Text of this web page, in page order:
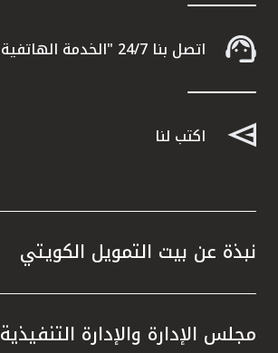
اتصل بنا 24/7 "الخدمة الهاتفية" 1803333
اكتب لنا
نبذة عن بيت التمويل الكويتي
مجلس الإدارة والإدارة التنفيذية